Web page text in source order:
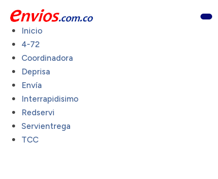
Inicio
4-72
Coordinadora
Deprisa
Envía
Interrapidisimo
Redservi
Servientrega
TCC